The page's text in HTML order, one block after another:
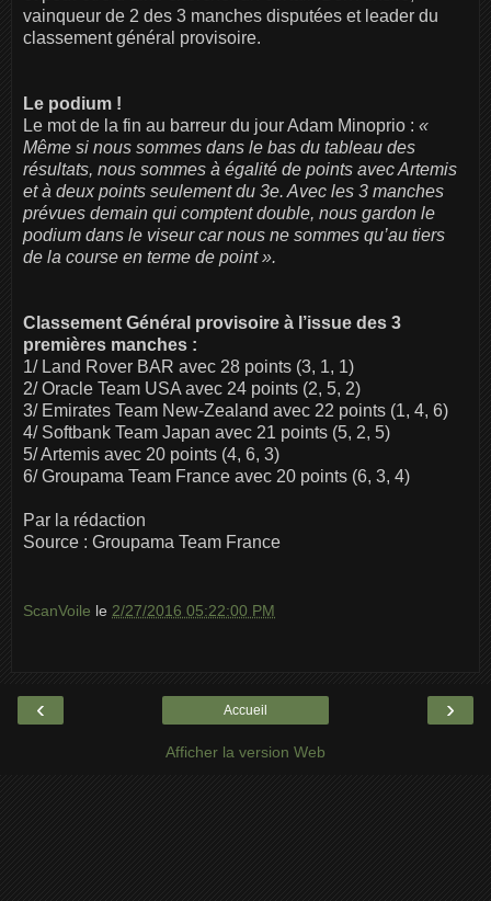
vainqueur de 2 des 3 manches disputées et leader du
classement général provisoire.
Le podium !
Le mot de la fin au barreur du jour Adam Minoprio : «
Même si nous sommes dans le bas du tableau des
résultats, nous sommes à égalité de points avec Artemis
et à deux points seulement du 3e. Avec les 3 manches
prévues demain qui comptent double, nous gardon le
podium dans le viseur car nous ne sommes qu’au tiers
de la course en terme de point ».
Classement Général provisoire à l’issue des 3
premières manches :
1/ Land Rover BAR avec 28 points (3, 1, 1)
2/ Oracle Team USA avec 24 points (2, 5, 2)
3/ Emirates Team New-Zealand avec 22 points (1, 4, 6)
4/ Softbank Team Japan avec 21 points (5, 2, 5)
5/ Artemis avec 20 points (4, 6, 3)
6/ Groupama Team France avec 20 points (6, 3, 4)
Par la rédaction
Source : Groupama Team France
ScanVoile le 2/27/2016 05:22:00 PM
‹ ›
Accueil
Afficher la version Web